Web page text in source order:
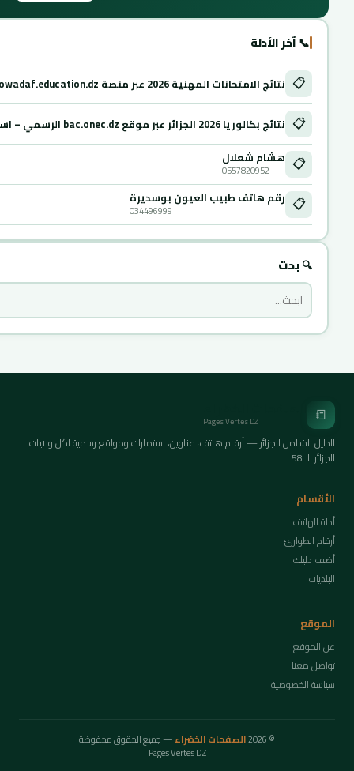
📞 آخر الأدلة
📋 نتائج الامتحانات المهنية 2026 عبر منصة Mowadaf.education.dz
📋 نتائج بكالوريا 2026 الجزائر عبر موقع bac.onec.dz الرسمي – استخراج كشف النقاط
📋 هشام شعلال
0557820952
📋 رقم هاتف طبيب العيون بوسديرة
034496999
🔍 بحث
📒
Pages Vertes DZ
الدليل الشامل للجزائر — أرقام هاتف، عناوين، استمارات ومواقع رسمية لكل ولايات
الجزائر الـ 58
الأقسام
أدلة الهاتف
أرقام الطوارئ
أضف دليلك
البلديات
الموقع
عن الموقع
تواصل معنا
سياسة الخصوصية
© 2026 الصفحات الخضراء— جميع الحقوق محفوظة
Pages Vertes DZ